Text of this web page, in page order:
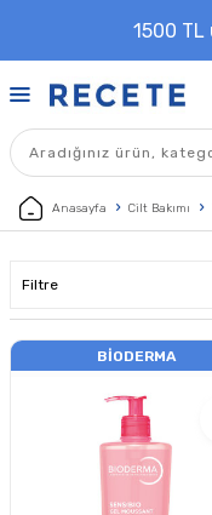
1500 TL
Anasayfa Cilt Bakımı
Filtre
BIODERMA